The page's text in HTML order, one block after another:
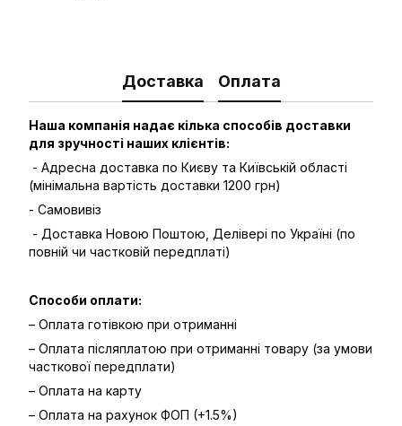
Доставка Оплата
Наша компанія надає кілька способів доставки
для зручності наших клієнтів:
- Адресна доставка по Києву та Київській області
(мінімальна вартість доставки 1200 грн)
- Самовивіз
- Доставка Новою Поштою, Делівері по Україні (по
повній чи частковій передплаті)
Способи оплати:
– Оплата готівкою при отриманні
– Оплата післяплатою при отриманні товару (за умови
часткової передплати)
– Оплата на карту
– Оплата на рахунок ФОП (+1.5%)